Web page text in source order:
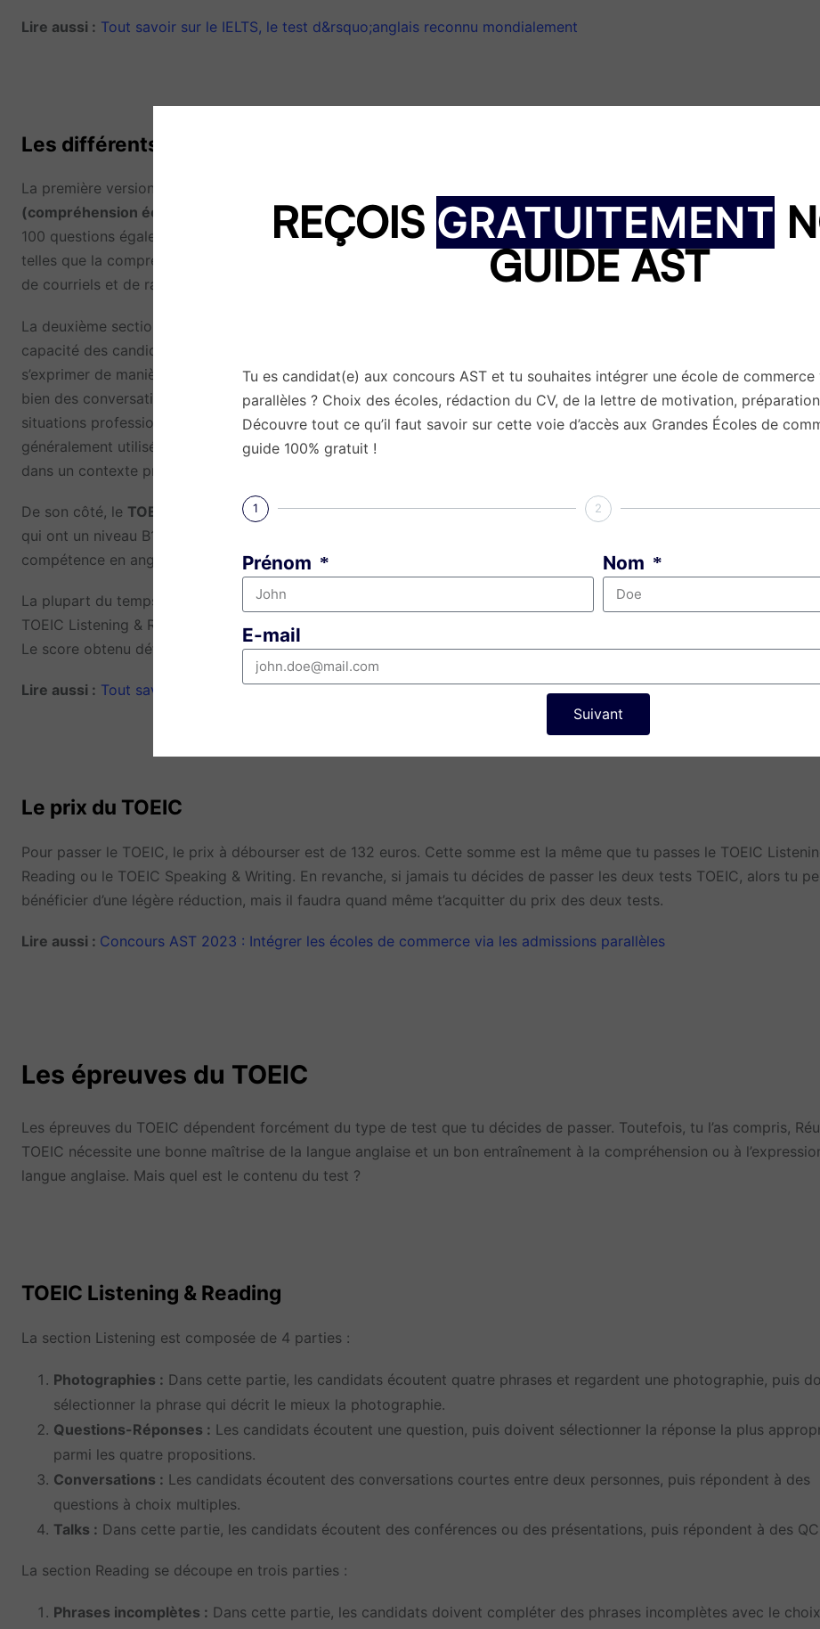
Lire aussi : Tout savoir sur le IELTS, le test d&rsquo;anglais reconnu mondialement
Les différents tests du TOEIC
La première version du test est composée de deux sections :
(compréhension écrite)
. La section Listening est constituée de 100 questions à choix multiples et la section Reading
100 questions également. Les questions sont conçues pour déterminer si tu as un bon niveau d’anglais via des
telles que la compréhension de conversations téléphoniques, de conférences, de discussions en groupe, de messages
de courriels et de rapports.
La deuxième section du TOEIC est le
capacité des candidats à s’exprimer en anglais à l’oral et à l’écrit. La section Speaking évalue la capacité des candidats
s’exprimer de manière claire et cohérente dans des situations courantes du milieu professionnel, telles que des
bien des conversations téléphoniques. La section Writing évalue la capacité des candidats à écrire en anglais dans des
situations professionnelles, telles que des courriels, des lettres d’affaires et des rapports. Le TOEIC Speaking and
généralement utilisé par les employeurs pour évaluer la capacité des candidats à communiquer efficacement en anglais
dans un contexte professionnel.
De son côté, le TOEIC Bridge
est une version simplifiée du test TOEIC standard, destinée aux débutants, c’est-à-dire
qui ont un niveau B1 au maximum. Cet examen est fréquemment utilisé par les écoles de langues pour évaluer le
compétence en anglais de leurs élèves et pour aider les apprenants à identifier les points à améliorer.
La plupart du temps, dans le cadre des concours AST, les écoles de commerce demandent aux candidats de passer le
TOEIC Listening & Reading. Il faudra viser le meilleur score possible pour espérer intégrer une business school de haut
Le score obtenu définit en effet l’établissement dans lequel tu pourrais faire ta rentrée.
Lire aussi : Tout savoir sur le TOEIC : score, épreuves…
Le prix du TOEIC
Pour passer le TOEIC, le prix à débourser est de 132 euros. Cette somme est la même que tu passes le TOEIC
Reading ou le TOEIC Speaking & Writing. En revanche, si jamais tu décides de passer les deux tests TOEIC, alors tu
bénéficier d’une légère réduction, mais il faudra quand même t’acquitter du prix des deux tests.
Lire aussi : Concours AST 2023 : Intégrer les écoles de commerce via les admissions parallèles
Les épreuves du TOEIC
Les épreuves du TOEIC dépendent forcément du type de test que tu décides de passer. Toutefois, tu l’as compris,
TOEIC nécessite une bonne maîtrise de la langue anglaise et un bon entraînement à la compréhension ou à
langue anglaise. Mais quel est le contenu du test ?
TOEIC Listening & Reading
La section Listening est composée de 4 parties :
Photographies : Dans cette partie, les candidats écoutent quatre phrases et regardent une photographie, puis
sélectionner la phrase qui décrit le mieux la photographie.
Questions-Réponses : Les candidats écoutent une question, puis doivent sélectionner la réponse la plus
parmi les quatre propositions.
Conversations : Les candidats écoutent des conversations courtes entre deux personnes, puis répondent à des
questions à choix multiples.
Talks : Dans cette partie, les candidats écoutent des conférences ou des présentations, puis répondent à des
La section Reading se découpe en trois parties :
Phrases incomplètes : Dans cette partie, les candidats doivent compléter des phrases incomplètes avec le choix
REÇOIS GRATUITEMENT
GUIDE AST
Tu es candidat(e) aux concours AST et tu souhaites intégrer une école de commerce
parallèles ? Choix des écoles, rédaction du CV, de la lettre de motivation,
Découvre tout ce qu’il faut savoir sur cette voie d’accès aux Grandes Écoles de
guide 100% gratuit !
1 2
Prénom Nom
E-mail
Suivant